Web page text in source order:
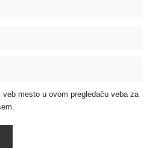
mesto u ovom pregledaču veba za